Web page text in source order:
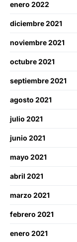
enero 2022
diciembre 2021
noviembre 2021
octubre 2021
septiembre 2021
agosto 2021
julio 2021
junio 2021
mayo 2021
abril 2021
marzo 2021
febrero 2021
enero 2021